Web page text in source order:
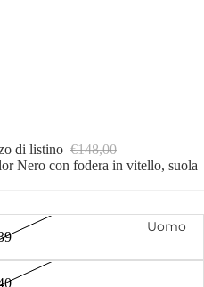
Uomo
di listino €148,00
Nero con fodera in vitello, suola